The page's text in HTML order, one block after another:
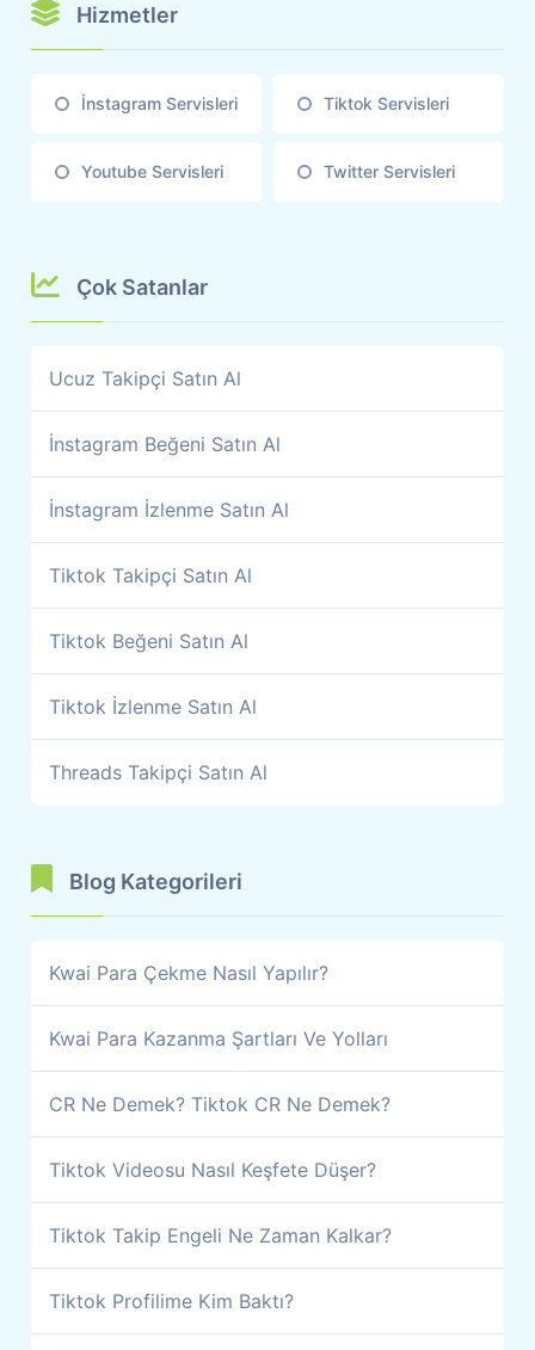
Hizmetler
İnstagram Servisleri Tiktok Servisleri
Youtube Servisleri Twitter Servisleri
Çok Satanlar
Ucuz Takipçi Satın Al
İnstagram Beğeni Satın Al
İnstagram İzlenme Satın Al
Tiktok Takipçi Satın Al
Tiktok Beğeni Satın Al
Tiktok İzlenme Satın Al
Threads Takipçi Satın Al
Blog Kategorileri
Kwai Para Çekme Nasıl Yapılır?
Kwai Para Kazanma Şartları Ve Yolları
CR Ne Demek? Tiktok CR Ne Demek?
Tiktok Videosu Nasıl Keşfete Düşer?
Tiktok Takip Engeli Ne Zaman Kalkar?
Tiktok Profilime Kim Baktı?